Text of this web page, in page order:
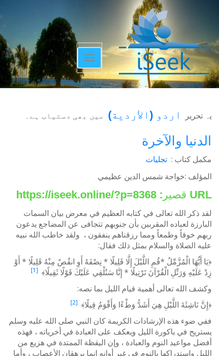
Toggle
navigation
یہ تحریر اردو ( الأردية) میں بھی دستیاب ہے۔
الدنيا والآخرة
مکمل کتاب : تجلیات
المؤلف :خواجة شمس الدين عظيمي
URL قصير:
لقد ذكر الله تعالى في كتابه العظيم في معرض بيان السمات
البارزة لعباده المقربين بأن جنوبهم تتجافى عن المضاجع يدعون
ربهم خوفاً وطمعاً ومما رزقناهم ينفقون ، ولقد خاطب الله نبيه
عليه الصلاة والسلام بمثل ذلك فقال:
﴿يَا أَيُّهَا الْمُزَّمِّلُ *قُمِ اللَّيْلَ إِلَّا قَلِيلًا * نِصْفَهُ أَوِ انقُصْ مِنْهُ قَلِيلًا * أَوْ
زِدْ عَلَيْهِ وَرَتِّلِ الْقُرْآنَ تَرْتِيلًا * إِنَّا سَنُلْقِي عَلَيْكَ قَوْلًا ثَقِيلًا﴾ [1]
وكشف الله تعالى أهمية قيام الليل بما نصه:
﴿إِنَّ نَاشِئَةَ اللَّيْلِ هِيَ أَشَدُّ وَطْءًا وَأَقْوَمُ قِيلًا﴾ [2]
ففي ضوء هذه الإرشادات الكريمة كان النبي صلى الله عليه وسلم
يستريح في باكورة الليل ويعكف على العبادة في أخرياته ، فهذه
أفضل مواعيد النوم والعبادة ، وإن اليقظة الممتدة في هزيع من
الليل واستدراكها بالنوم في غير أوانه إنما يرهقان الأعصاب ، وأما